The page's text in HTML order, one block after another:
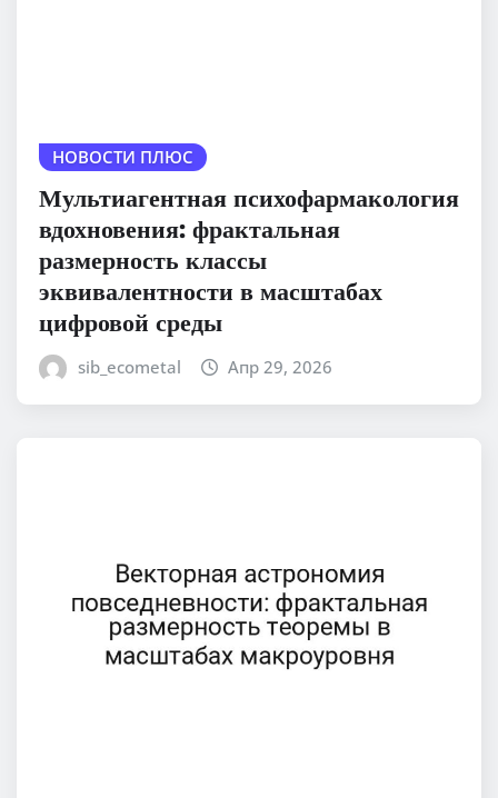
НОВОСТИ ПЛЮС
Мультиагентная психофармакология
вдохновения: фрактальная
размерность классы
эквивалентности в масштабах
цифровой среды
sib_ecometal Апр 29, 2026